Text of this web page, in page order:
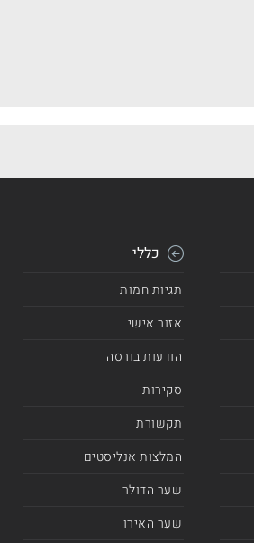
כללי
תגיות חמות
אזור אישי
הודעות בורסה
סקירות
תקשורת
המלצות אנליסטים
שער הדולר
שער האירו